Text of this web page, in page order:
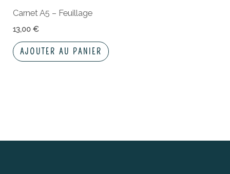
Carnet A5 – Feuillage
13,00€
AJOUTER AU PANIER